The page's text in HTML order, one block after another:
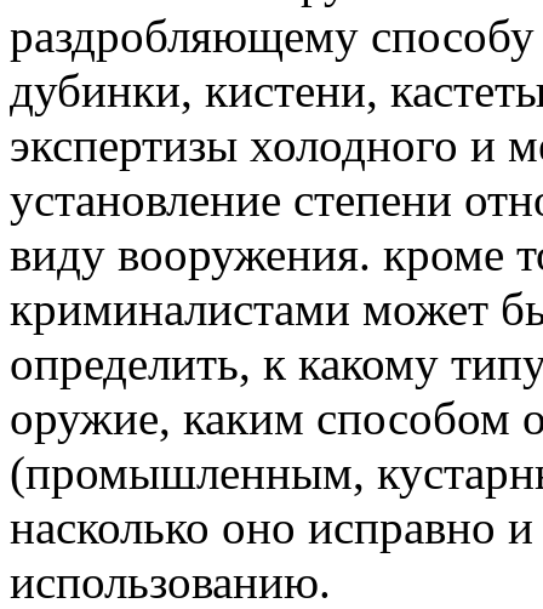
раздробляющему способу
дубинки, кистени,
экспертизы холодного и
установление степени
виду вооружения. кроме
криминалистами может
определить, к какому
оружие, каким способом
(промышленным,
насколько оно исправно
использованию.